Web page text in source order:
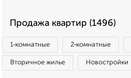
Продажа квартир (1496)
1‑комнатные 2‑комнатные
Вторичное жилье Новостройки